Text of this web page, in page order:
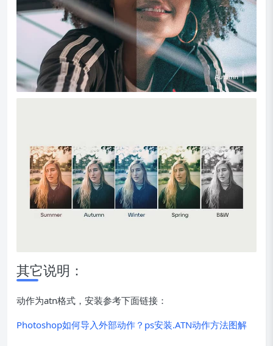
其它说明：
动作为atn格式，安装参考下面链接：
Photoshop如何导入外部动作？ps安装.ATN动作方法图解